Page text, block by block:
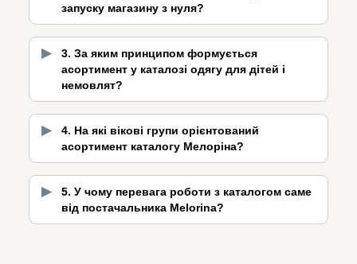
запуску магазину з нуля?
3. За яким принципом формується
асортимент у каталозі одягу для дітей і
немовлят?
4. На які вікові групи орієнтований
асортимент каталогу Мелоріна?
5. У чому перевага роботи з каталогом саме
від постачальника Melorina?